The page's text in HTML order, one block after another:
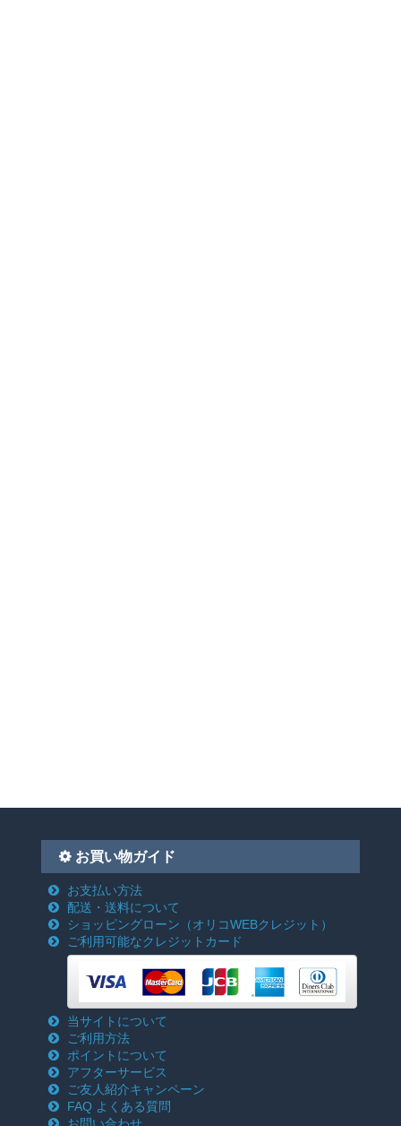
お買い物ガイド
お支払い方法
配送・送料について
ショッピングローン （オリコWEBクレジット）
ご利用可能なクレジットカード
当サイトについて
ご利用方法
ポイントについて
アフターサービス
ご友人紹介キャンペーン
FAQ よくある質問